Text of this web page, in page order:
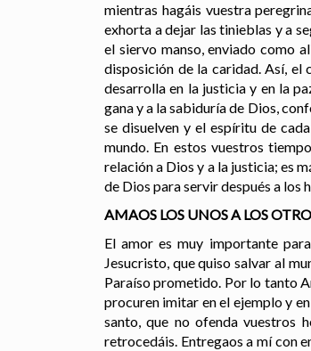
mientras hagáis vuestra
exhorta a dejar las tinieblas y a
el siervo manso, enviado como
disposición de la caridad. Así, el
desarrolla en la justicia y en la
gana y a la sabiduría de Dios,
se disuelven y el espíritu de
mundo. En estos vuestros
relación a Dios y a la justicia; es
de Dios para servir después a los
AMAOS LOS UNOS A LOS
El amor es muy importante
Jesucristo, que quiso salvar al
Paraíso prometido. Por lo tanto
procuren imitar en el ejemplo y
santo, que no ofenda vuestros
retrocedáis. Entregaos a mí con